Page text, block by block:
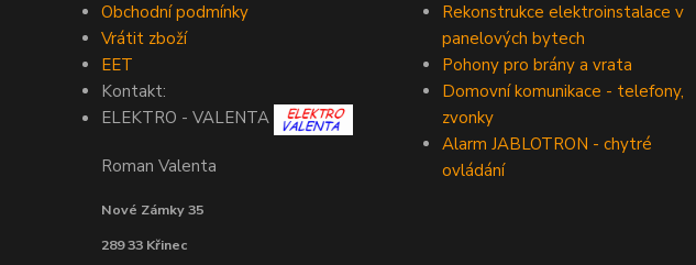
Obchodní podmínky
Vrátit zboží
EET
Kontakt:
ELEKTRO - VALENTA
Roman Valenta
Nové Zámky 35
289 33 Křinec
Rekonstrukce elektroinstalace v
panelových bytech
Pohony pro brány a vrata
Domovní komunikace - telefony,
zvonky
Alarm JABLOTRON - chytré
ovládání